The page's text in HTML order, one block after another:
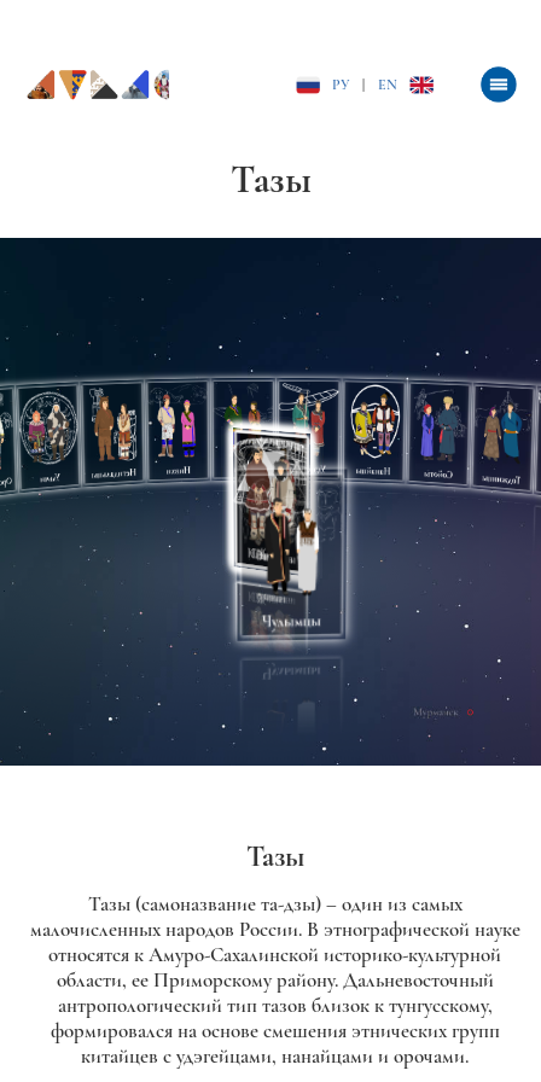
РУ EN
Тазы
Тазы
Тазы (самоназвание та-дзы) – один из самых
малочисленных народов России. В этнографической науке
относятся к Амуро-Сахалинской историко-культурной
области, ее Приморскому району. Дальневосточный
антропологический тип тазов близок к тунгусскому,
формировался на основе смешения этнических групп
китайцев с удэгейцами, нанайцами и орочами.